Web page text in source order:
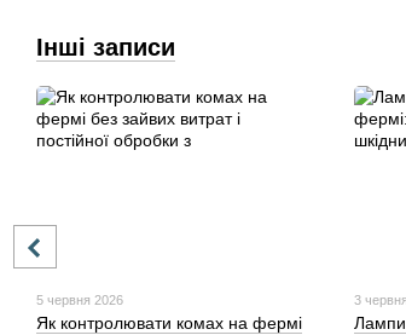
Інші записи
5 червня 2026
Як контролювати комах на фермі
3